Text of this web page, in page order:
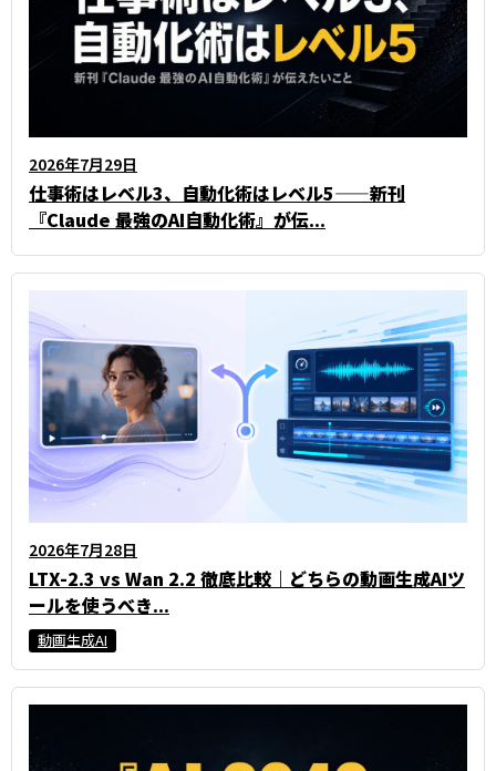
2026年7月29日
仕事術はレベル3、自動化術はレベル5——新刊
『Claude 最強のAI自動化術』が伝...
2026年7月28日
LTX-2.3 vs Wan 2.2 徹底比較｜どちらの動画生成AIツ
ールを使うべき...
動画生成AI